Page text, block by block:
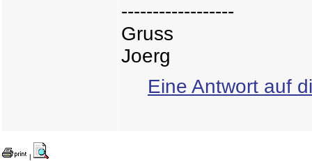
------------------
Gruss
Joerg
Eine Antwort auf
|